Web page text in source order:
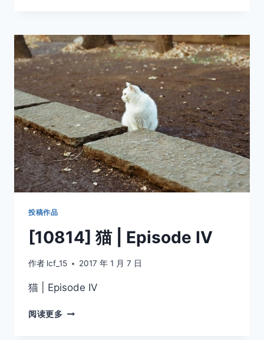
达
人，
不
但
到
处
旅
行
还
会
自
拍
投稿作品
[10814] 猫 | Episode IV
作者 lcf_15 2017 年 1 月 7 日
猫 | Episode IV
阅读更多 [10814]